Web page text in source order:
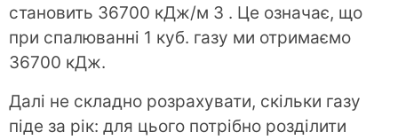
становить 36700 кДж/м 3 . Це означає, що
при спалюванні 1 куб. газу ми отримаємо
36700 кДж.
Далі не складно розрахувати, скільки газу
піде за рік: для цього потрібно розділити